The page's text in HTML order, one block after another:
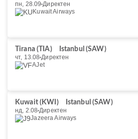
пн, 28.09 Директен
Kuwait Airways
Tirana (TIA)
Istanbul (SAW)
чт, 13.08 Директен
AJet
Kuwait (KWI)
Istanbul (SAW)
нд, 2.08 Директен
Jazeera Airways